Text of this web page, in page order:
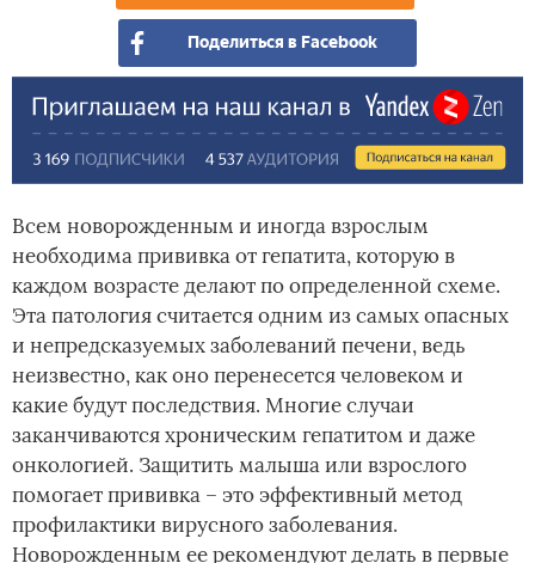
Поделиться в Facebook
Всем новорожденным и иногда взрослым
необходима прививка от гепатита, которую в
каждом возрасте делают по определенной схеме.
Эта патология считается одним из самых опасных
и непредсказуемых заболеваний печени, ведь
неизвестно, как оно перенесется человеком и
какие будут последствия. Многие случаи
заканчиваются хроническим гепатитом и даже
онкологией. Защитить малыша или взрослого
помогает прививка – это эффективный метод
профилактики вирусного заболевания.
Новорожденным ее рекомендуют делать в первые